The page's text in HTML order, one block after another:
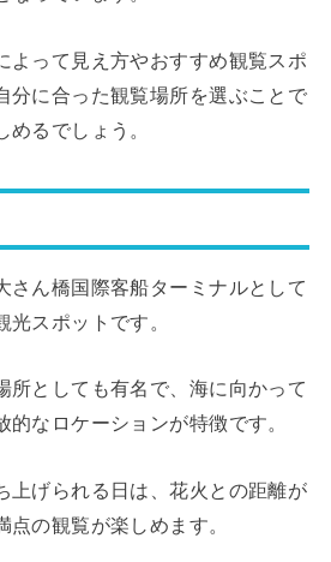
よって見え方やおすすめ観覧スポ
分に合った観覧場所を選ぶことで
めるでしょう。
さん橋国際客船ターミナルとして
スポットです。
所としても有名で、海に向かって
的なロケーションが特徴です。
上げられる日は、花火との距離が
の観覧が楽しめます。